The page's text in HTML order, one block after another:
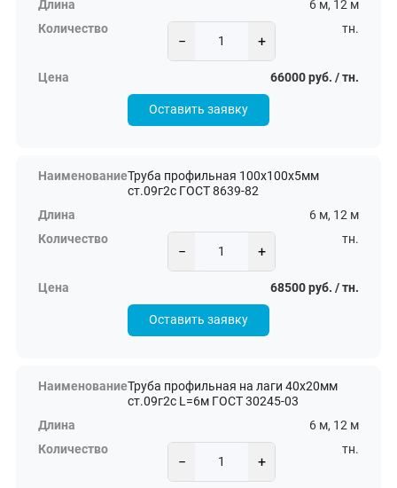
6 м, 12 м
− +
тн.
66000 руб. / тн.
Оставить заявку
Труба профильная 100х100х5мм
ст.09г2с ГОСТ 8639-82
6 м, 12 м
− +
тн.
68500 руб. / тн.
Оставить заявку
Труба профильная на лаги 40х20мм
ст.09г2с L=6м ГОСТ 30245-03
6 м, 12 м
− +
тн.